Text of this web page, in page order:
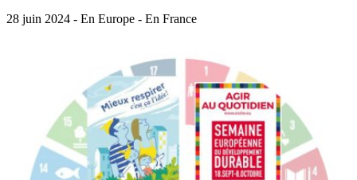
28 juin 2024 - En Europe - En France